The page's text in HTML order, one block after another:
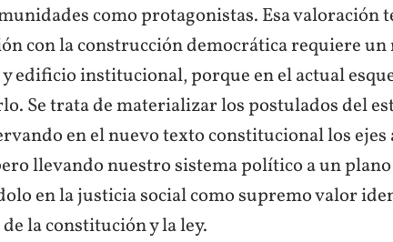
como protagonistas. Esa
con la construcción democrática requiere
edificio institucional, porque en el actual
Se trata de materializar los postulados del
en el nuevo texto constitucional los ejes
llevando nuestro sistema político a un plano
en la justicia social como supremo valor
la constitución y la ley.